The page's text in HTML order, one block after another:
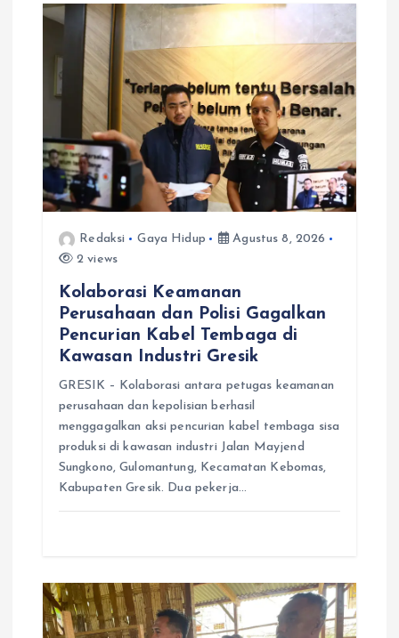
Redaksi Gaya Hidup
Agustus 8, 2026
2 views
Kolaborasi Keamanan
Perusahaan dan Polisi Gagalkan
Pencurian Kabel Tembaga di
Kawasan Industri Gresik
GRESIK – Kolaborasi antara petugas keamanan
perusahaan dan kepolisian berhasil
menggagalkan aksi pencurian kabel tembaga sisa
produksi di kawasan industri Jalan Mayjend
Sungkono, Gulomantung, Kecamatan Kebomas,
Kabupaten Gresik. Dua pekerja…